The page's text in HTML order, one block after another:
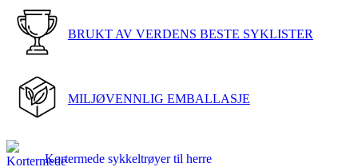
BRUKT AV VERDENS BESTE SYKLISTER
MILJØVENNLIG EMBALLASJE
Kortermede sykkeltrøyer til herre